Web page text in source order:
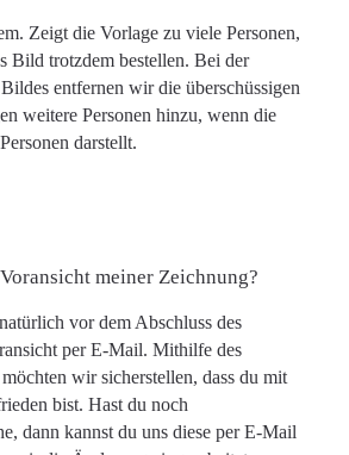
Zeigt die Vorlage zu viele Personen,
Bild trotzdem bestellen. Bei der
entfernen wir die überschüssigen
weitere Personen hinzu, wenn die
darstellt.
meiner Zeichnung?
vor dem Abschluss des
per E-Mail. Mithilfe des
wir sicherstellen, dass du mit
bist. Hast du noch
dann kannst du uns diese per E-Mail